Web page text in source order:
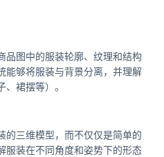
品图中的服装轮廓、纹理和结构
能够将服装与背景分离，并理解
裙摆等）。
的三维模型，而不仅仅是简单的
服装在不同角度和姿势下的形态